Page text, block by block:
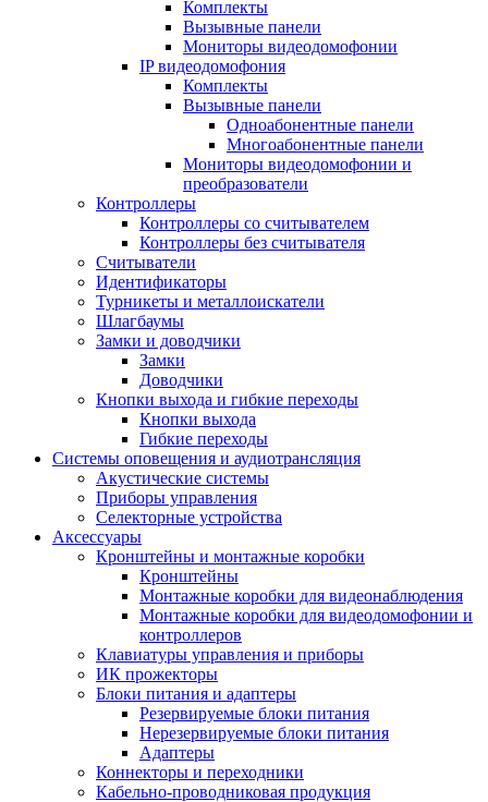
Комплекты
Вызывные панели
Мониторы видеодомофонии
IP видеодомофония
Комплекты
Вызывные панели
Одноабонентные панели
Многоабонентные панели
Мониторы видеодомофонии и
преобразователи
Контроллеры
Контроллеры со считывателем
Контроллеры без считывателя
Считыватели
Идентификаторы
Турникеты и металлоискатели
Шлагбаумы
Замки и доводчики
Замки
Доводчики
Кнопки выхода и гибкие переходы
Кнопки выхода
Гибкие переходы
Системы оповещения и аудиотрансляция
Акустические системы
Приборы управления
Селекторные устройства
Аксессуары
Кронштейны и монтажные коробки
Кронштейны
Монтажные коробки для видеонаблюдения
Монтажные коробки для видеодомофонии и
контроллеров
Клавиатуры управления и приборы
ИК прожекторы
Блоки питания и адаптеры
Резервируемые блоки питания
Нерезервируемые блоки питания
Адаптеры
Коннекторы и переходники
Кабельно-проводниковая продукция